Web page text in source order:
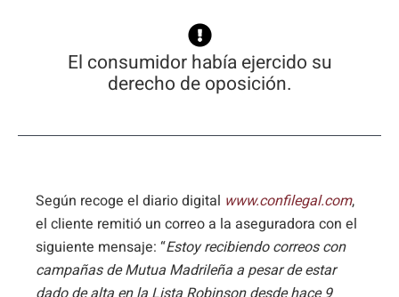
El consumidor había ejercido su
derecho de oposición.
Según recoge el diario digital www.confilegal.com,
el cliente remitió un correo a la aseguradora con el
siguiente mensaje: “Estoy recibiendo correos con
campañas de Mutua Madrileña a pesar de estar